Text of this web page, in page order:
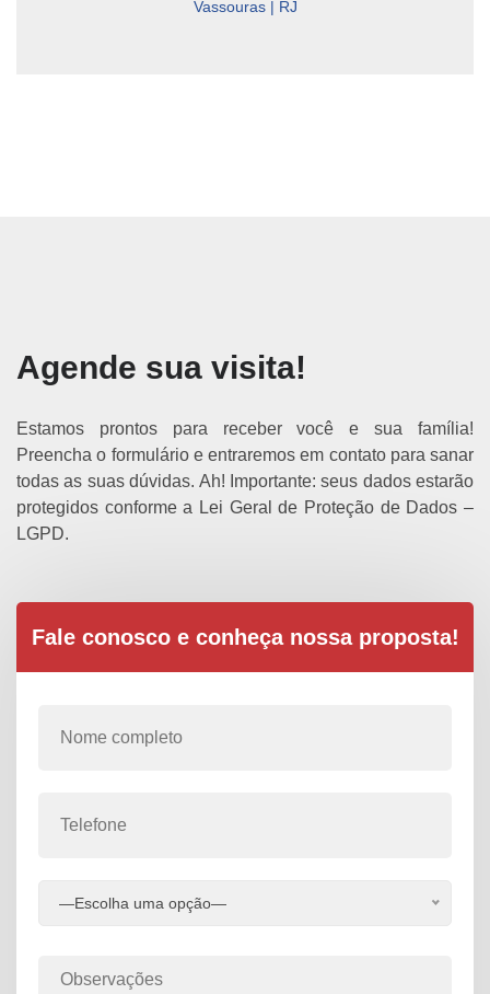
Vassouras | RJ
Agende sua visita!
Estamos prontos para receber você e sua família!
Preencha o formulário e entraremos em contato para sanar
todas as suas dúvidas. Ah! Importante: seus dados estarão
protegidos conforme a Lei Geral de Proteção de Dados –
LGPD.
Fale conosco e conheça nossa proposta!
—Escolha uma opção—